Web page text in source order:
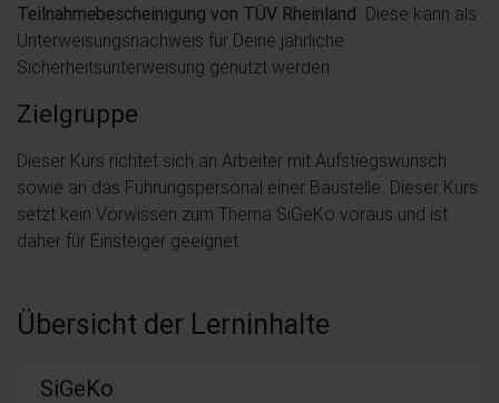
Teilnahmebescheinigung von TÜV Rheinland . Diese kann als
Unterweisungsnachweis für Deine jährliche
Sicherheitsunterweisung genutzt werden.
Zielgruppe
Dieser Kurs richtet sich an Arbeiter mit Aufstiegswunsch
sowie an das Führungspersonal einer Baustelle. Dieser Kurs
setzt kein Vorwissen zum Thema SiGeKo voraus und ist
daher für Einsteiger geeignet.
Übersicht der Lerninhalte
SiGeKo